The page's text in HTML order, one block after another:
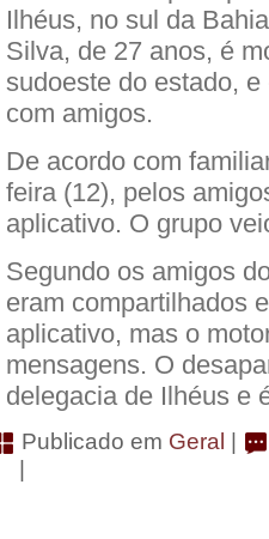
Ilhéus, no sul da
Silva, de 27 anos, é
sudoeste do estado,
com amigos.
De acordo com
feira (12), pelos
aplicativo. O grupo
Segundo os amigos
eram compartilhados
aplicativo, mas o
mensagens. O
delegacia de Ilhéus e
Publicado em Geral |
|